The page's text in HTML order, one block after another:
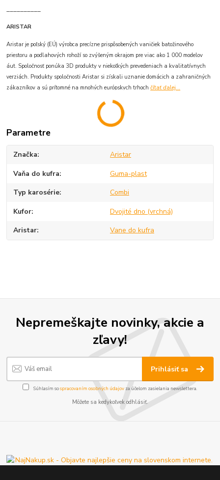
ARISTAR
Aristar je poľský (EÚ) výrobca precízne prispôsobených vaničiek batožinového
priestoru a podlahových rohoží so zvýšeným okrajom pre viac ako 1 000 modelov
áut. Spoločnosť ponúka 3D produkty v niekoľkých prevedeniach a kvalitatívnych
verziách. Produkty spoločnosti Aristar si získali uznanie domácich a zahraničných
zákazníkov a sú prítomné na mnohých európskych trhochčítať ďalej...
Parametre
Značka Aristar
Vaňa do kufra Guma-plast
Typ karosérie Combi
Kufor Dvojité dno (vrchná)
Aristar Vane do kufra
Nepremeškajte novinky, akcie a
zľavy!
Prihlásiť sa
Súhlasím sospracovaním osobných údajov za účelom zasielania newslettera.
Môžete sa kedykoľvek odhlásiť.